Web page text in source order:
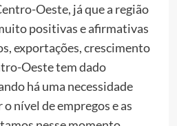
Oeste, já que a região
positivas e afirmativas
exportações, crescimento
Oeste tem dado
há uma necessidade
nível de empregos e as